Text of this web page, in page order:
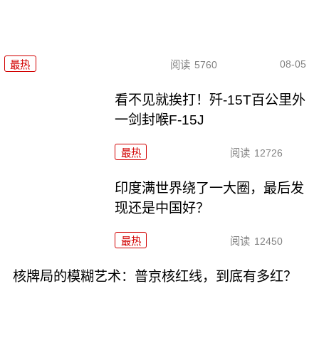
最热 阅读 5760 08-05
看不见就挨打！歼-15T百公里外
一剑封喉F-15J
最热 阅读 12726
印度满世界绕了一大圈，最后发
现还是中国好？
最热 阅读 12450
核牌局的模糊艺术：普京核红线，到底有多红？